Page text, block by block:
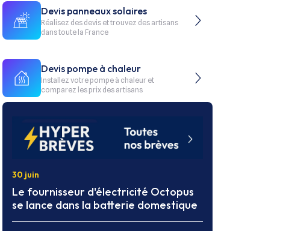
Devis panneaux solaires
Réalisez des devis et trouvez des artisans
dans toute la France
Devis pompe à chaleur
Installez votre pompe à chaleur et
comparez les prix des artisans
30 juin
Le fournisseur d'électricité Octopus
se lance dans la batterie domestique